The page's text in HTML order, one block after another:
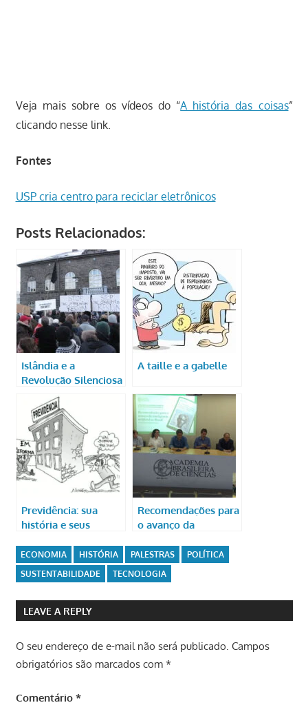
Veja mais sobre os vídeos do “A história das coisas”
clicando nesse link.
Fontes
USP cria centro para reciclar eletrônicos
Posts Relacionados:
Islândia e a
Revolução Silenciosa
A taille e a gabelle
Previdência: sua
história e seus
Recomendações para
o avanço da
no Brasil
ECONOMIA HISTÓRIA PALESTRAS
POLÍTICA
SUSTENTABILIDADE
TECNOLOGIA
LEAVE A REPLY
O seu endereço de e-mail não será publicado. Campos
obrigatórios são marcados com *
Comentário *